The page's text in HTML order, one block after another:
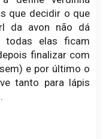
que decidir o que
da avon não dá
todas elas ficam
finalizar com
e por último o
tanto para lápis